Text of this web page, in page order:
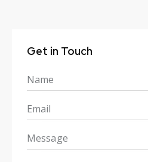
Get in Touch